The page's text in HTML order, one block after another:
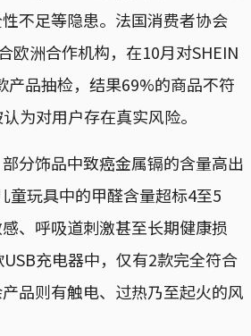
不足等隐患。法国消费者协会
欧洲合作机构，在10月对SHEIN
产品抽检，结果69%的商品不符
为对用户存在真实风险。
分饰品中致癌金属镉的含量高出
童玩具中的甲醛含量超标4至5
、呼吸道刺激甚至长期健康损
充电器中，仅有2款完全符合
品则有触电、过热乃至起火的风